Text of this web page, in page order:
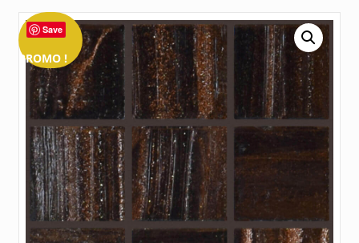
PROMO !
Save